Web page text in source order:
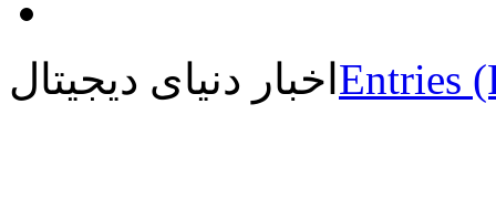
اخبار دنیای دیجیتال Entries